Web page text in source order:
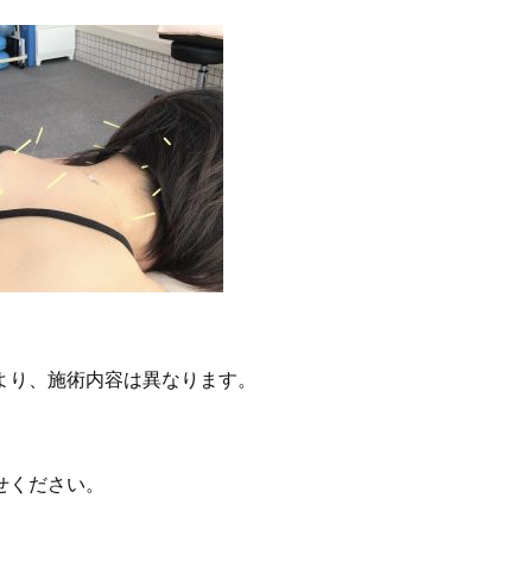
、施術内容は異なります。
ださい。